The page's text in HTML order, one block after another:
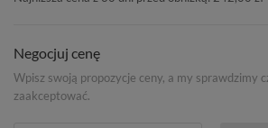
Negocjuj cenę
Wpisz swoją propozycje ceny, a my sprawdzimy
zaakceptować.